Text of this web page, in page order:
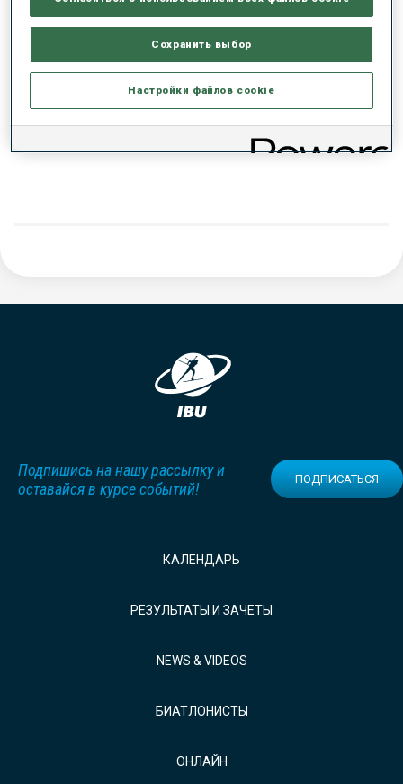
РЕЗУЛЬТАТЫ - ТЕНДЕНЦИЯ
ДАННЫХ НЕТ
Подпишись на нашу рассылку и
оставайся в курсе событий!
ПОДПИСАТЬСЯ
КАЛЕНДАРЬ
РЕЗУЛЬТАТЫ И ЗАЧЕТЫ
NEWS & VIDEOS
БИАТЛОНИСТЫ
ОНЛАЙН
Сохранить выбор
Настройки файлов cookie